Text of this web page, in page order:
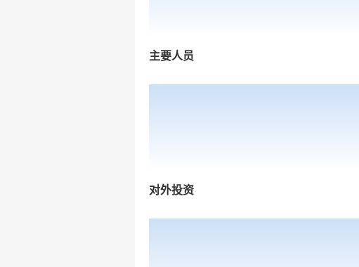
主要人员
对外投资